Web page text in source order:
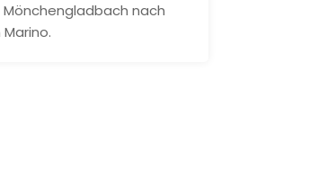
Mönchengladbach nach
Marino.